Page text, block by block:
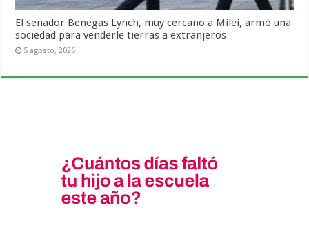
El senador Benegas Lynch, muy cercano a Milei, armó una
sociedad para venderle tierras a extranjeros
5 agosto, 2026